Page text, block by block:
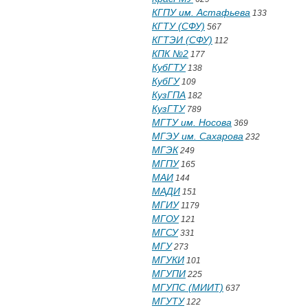
КГПУ им. Астафьева 133
КГТУ (СФУ) 567
КГТЭИ (СФУ) 112
КПК №2 177
КубГТУ138
КубГУ109
КузГПА 182
КузГТУ789
МГТУ им. Носова 369
МГЭУ им. Сахарова 232
МГЭК 249
МГПУ165
МАИ 144
МАДИ 151
МГИУ1179
МГОУ121
МГСУ331
МГУ273
МГУКИ 101
МГУПИ 225
МГУПС (МИИТ) 637
МГУТУ122